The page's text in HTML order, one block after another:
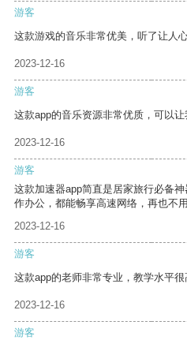
游客
这款游戏的音乐非常优美，听了让人心
2023-12-16
游客
这款app的音乐资源非常优质，可以让
2023-12-16
游客
这款加速器app简直是居家旅行必备
作办公，都能畅享高速网络，再也不
2023-12-16
游客
这款app的老师非常专业，教学水平很
2023-12-16
游客